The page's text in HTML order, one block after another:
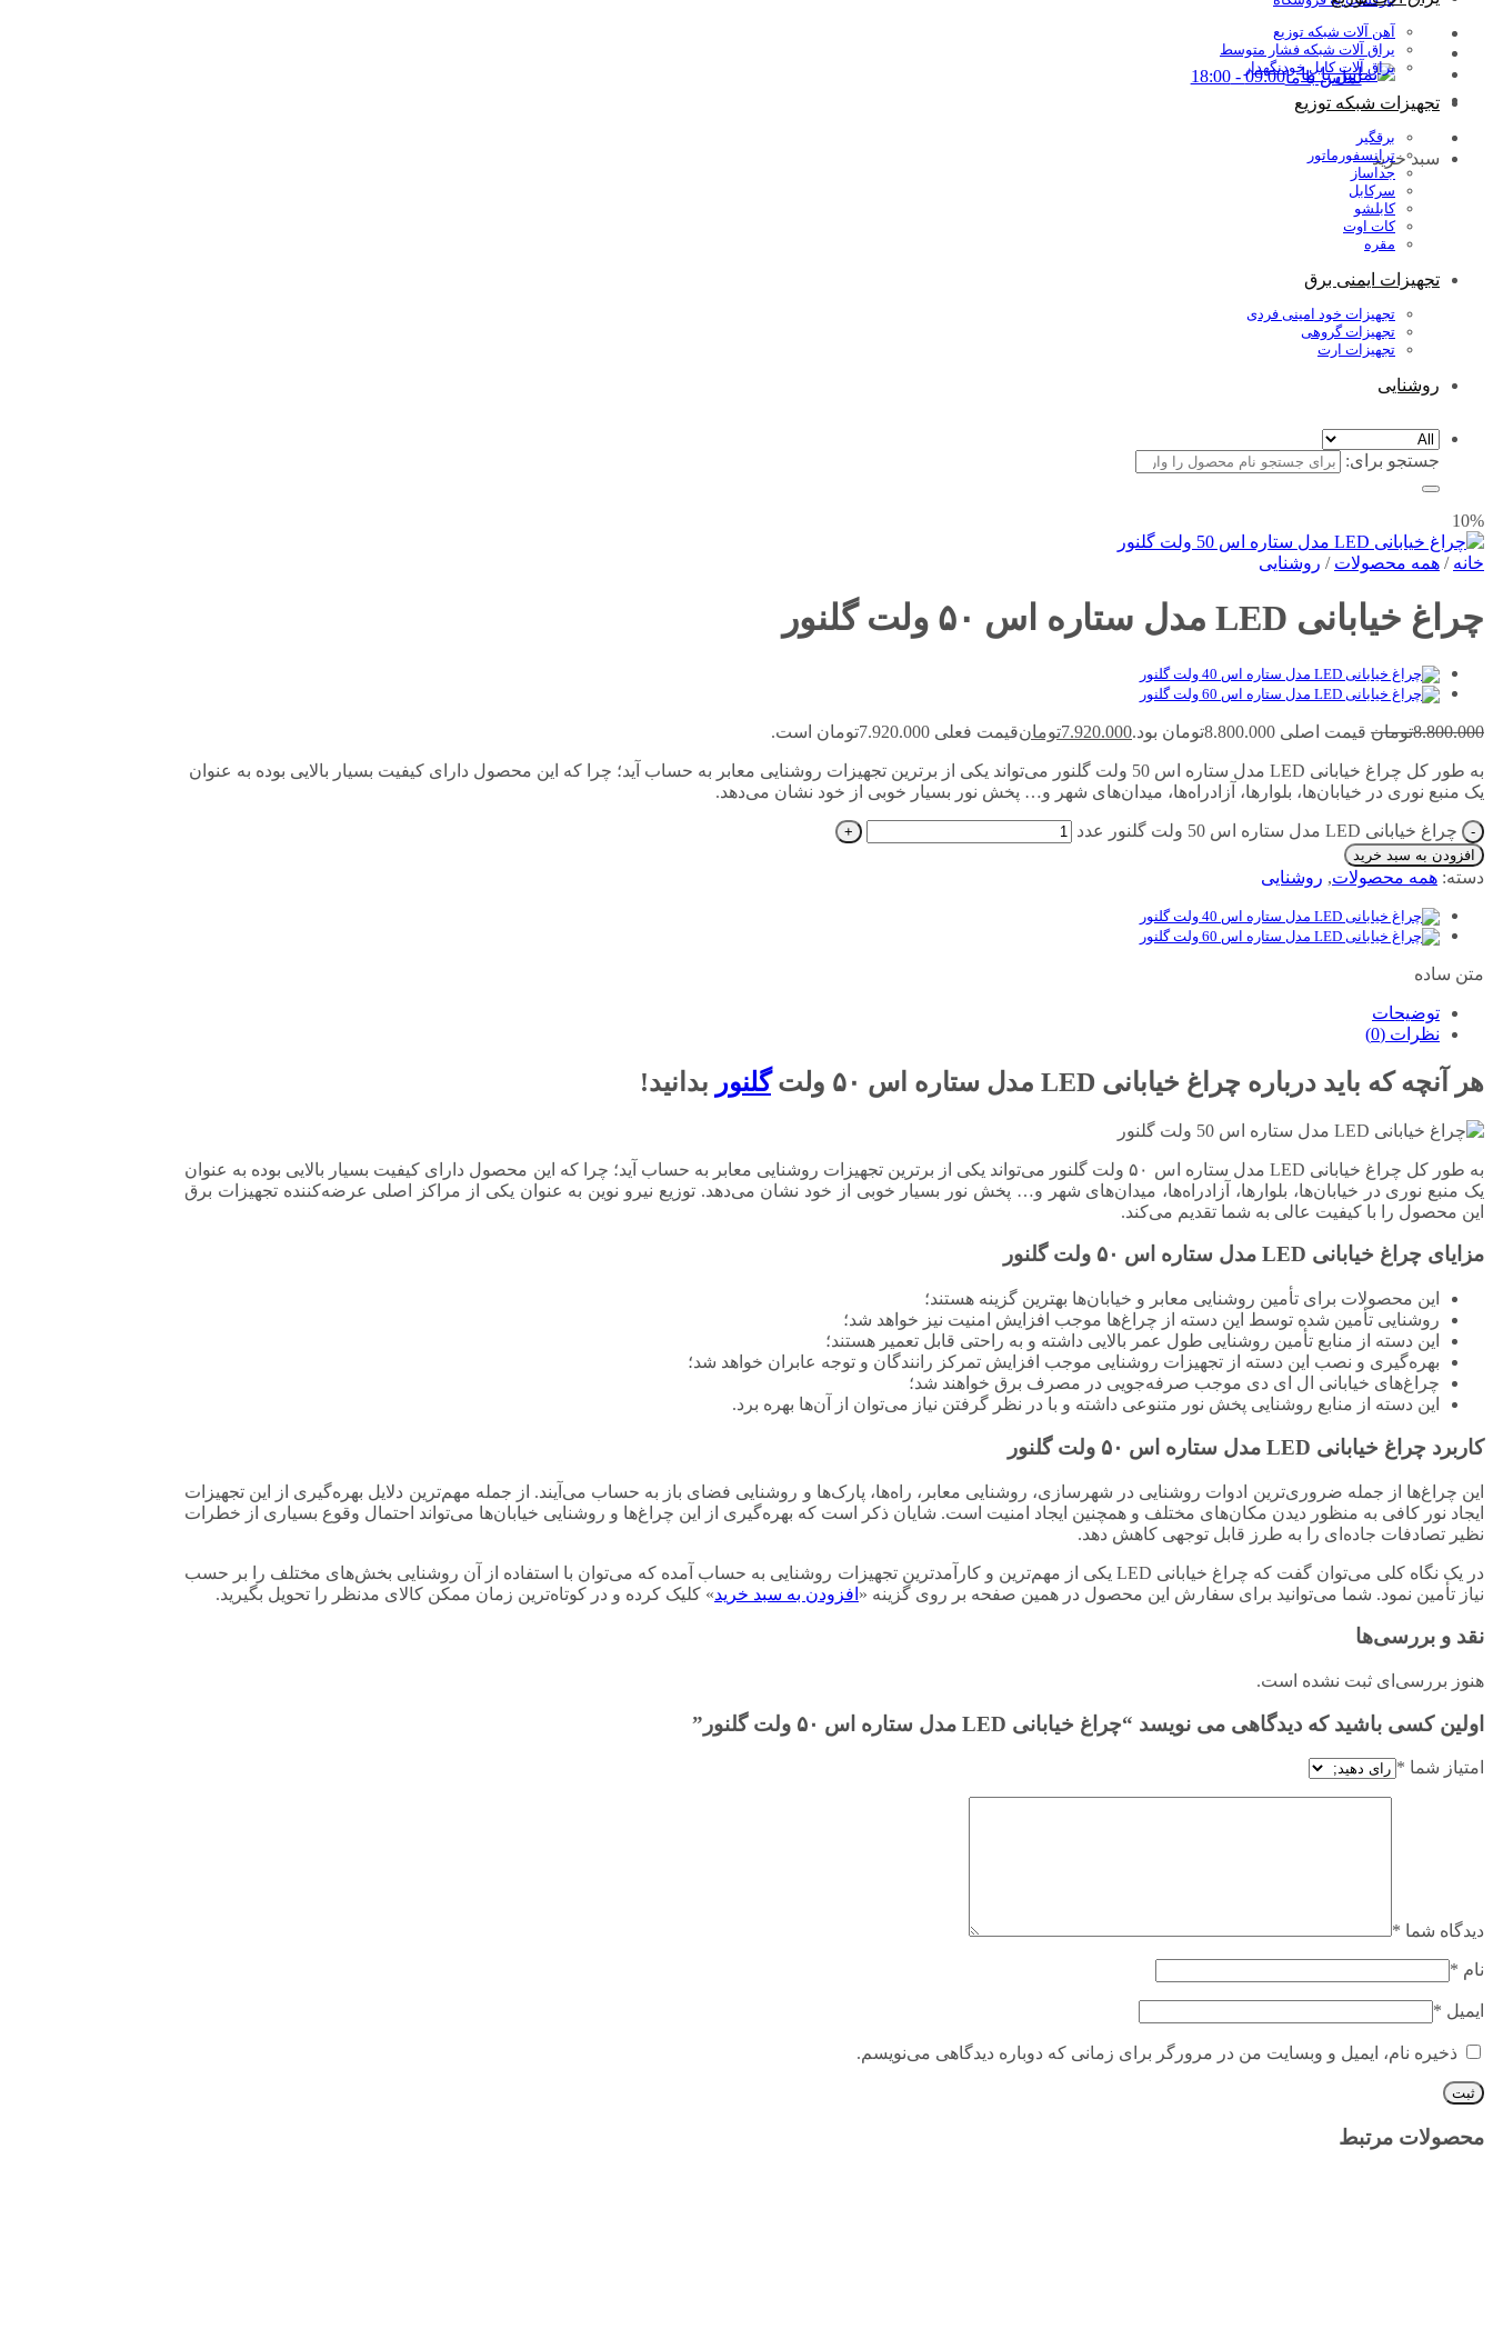
تماس با ما09:00 - 18:00
سبد خرید
آهن آلات شبکه توزیع
یراق آلات شبکه فشار متوسط
یراق آلات کابل خودنگهدار
تجهیزات شبکه توزیع
برقگیر
ترانسفورماتور
جداساز
سرکابل
کابلشو
کات اوت
مقره
تجهیزات ایمنی برق
تجهیزات خود امینی فردی
تجهیزات گروهی
تجهیزات ارت
روشنایی
جستجو برای:
10%
خانه / همه محصولات / روشنایی
چراغ خیابانی LED مدل ستاره اس ۵۰ ولت گلنور
8.800.000تومان قیمت اصلی 8.800.000تومان بود. 7.920.000تومانقیمت فعلی 7.920.000تومان است.
به طور کل چراغ خیابانی LED مدل ستاره اس 50 ولت گلنور می‌تواند یکی از برترین تجهیزات روشنایی معابر به حساب آید؛ چرا که این محصول دارای کیفیت بسیار بالایی بوده به عنوان
یک منبع نوری در خیابان‌ها، بلوارها، آزادراه‌ها، میدان‌های شهر و… پخش نور بسیار خوبی از خود نشان می‌دهد.
چراغ خیابانی LED مدل ستاره اس 50 ولت گلنور عدد
افزودن به سبد خرید
دسته: همه محصولات, روشنایی
متن ساده
توضیحات
نظرات (0)
هر آنچه که باید درباره چراغ خیابانی LED مدل ستاره اس ۵۰ ولت گلنور بدانید!
به طور کل چراغ خیابانی LED مدل ستاره اس ۵۰ ولت گلنور می‌تواند یکی از برترین تجهیزات روشنایی معابر به حساب آید؛ چرا که این محصول دارای کیفیت بسیار بالایی بوده به عنوان
یک منبع نوری در خیابان‌ها، بلوارها، آزادراه‌ها، میدان‌های شهر و… پخش نور بسیار خوبی از خود نشان می‌دهد. توزیع نیرو نوین به عنوان یکی از مراکز اصلی عرضه‌کننده تجهیزات برق
این محصول را با کیفیت عالی به شما تقدیم می‌کند.
مزایای چراغ خیابانی LED مدل ستاره اس ۵۰ ولت گلنور
این محصولات برای تأمین روشنایی معابر و خیابان‌ها بهترین گزینه هستند؛
روشنایی تأمین شده توسط این دسته از چراغ‌ها موجب افزایش امنیت نیز خواهد شد؛
این دسته از منابع تأمین روشنایی طول عمر بالایی داشته و به راحتی قابل تعمیر هستند؛
بهره‌گیری و نصب این دسته از تجهیزات روشنایی موجب افزایش تمرکز رانندگان و توجه عابران خواهد شد؛
چراغ‌های خیابانی ال ای دی موجب صرفه‌جویی در مصرف برق خواهند شد؛
این دسته از منابع روشنایی پخش نور متنوعی داشته و با در نظر گرفتن نیاز می‌توان از آن‌ها بهره برد.
کاربرد چراغ خیابانی LED مدل ستاره اس ۵۰ ولت گلنور
این چراغ‌ها از جمله ضروری‌ترین ادوات روشنایی در شهرسازی، روشنایی معابر، راه‌ها، پارک‌ها و روشنایی فضای باز به حساب می‌آیند. از جمله مهم‌ترین دلایل بهره‌گیری از این تجهیزات
ایجاد نور کافی به منظور دیدن مکان‌های مختلف و همچنین ایجاد امنیت است. شایان ذکر است که بهره‌گیری از این چراغ‌ها و روشنایی خیابان‌ها می‌تواند احتمال وقوع بسیاری از خطرات
نظیر تصادفات جاده‌ای را به طرز قابل توجهی کاهش دهد.
در یک نگاه کلی می‌توان گفت که چراغ خیابانی LED یکی از مهم‌ترین و کارآمدترین تجهیزات روشنایی به حساب آمده که می‌توان با استفاده از آن روشنایی بخش‌های مختلف را بر حسب
نیاز تأمین نمود. شما می‌توانید برای سفارش این محصول در همین صفحه بر روی گزینه « افزودن به سبد خرید» کلیک کرده و در کوتاه‌ترین زمان ممکن کالای مدنظر را تحویل بگیرید.
نقد و بررسی‌ها
هنوز بررسی‌ای ثبت نشده است.
اولین کسی باشید که دیدگاهی می نویسد “چراغ خیابانی LED مدل ستاره اس ۵۰ ولت گلنور”
امتیاز شما *
دیدگاه شما *
نام *
ایمیل *
ذخیره نام، ایمیل و وبسایت من در مرورگر برای زمانی که دوباره دیدگاهی می‌نویسم.
محصولات مرتبط